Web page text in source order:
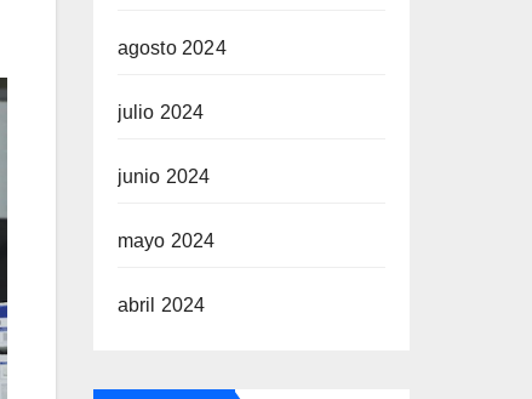
agosto 2024
julio 2024
junio 2024
mayo 2024
abril 2024